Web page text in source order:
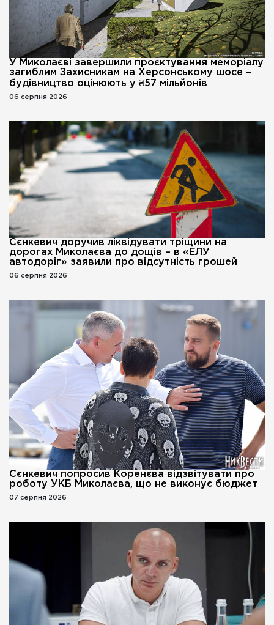
У Миколаєві завершили проєктування меморіалу
загиблим Захисникам на Херсонському шосе –
будівництво оцінюють у ₴57 мільйонів
06 серпня 2026
Сєнкевич доручив ліквідувати тріщини на
дорогах Миколаєва до дощів – в «ЕЛУ
автодоріг» заявили про відсутність грошей
06 серпня 2026
Сєнкевич попросив Коренєва відзвітувати про
роботу УКБ Миколаєва, що не виконує бюджет
07 серпня 2026